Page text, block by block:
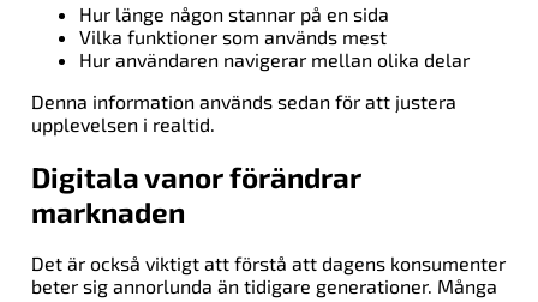
Hur länge någon stannar på en sida
Vilka funktioner som används mest
Hur användaren navigerar mellan olika delar
Denna information används sedan för att justera
upplevelsen i realtid.
Digitala vanor förändrar
marknaden
Det är också viktigt att förstå att dagens konsumenter
beter sig annorlunda än tidigare generationer. Många